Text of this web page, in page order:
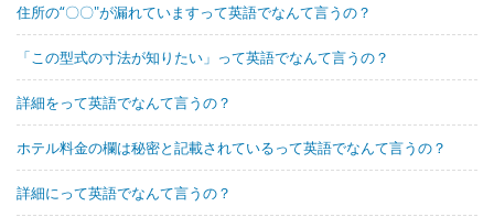
住所の“〇〇"が漏れていますって英語でなんて言うの？
「この型式の寸法が知りたい」って英語でなんて言うの？
詳細をって英語でなんて言うの？
ホテル料金の欄は秘密と記載されているって英語でなんて言うの？
詳細にって英語でなんて言うの？